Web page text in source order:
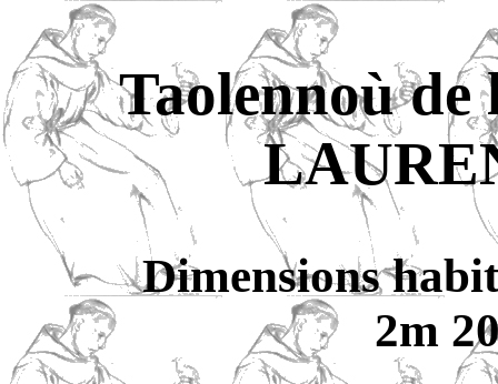
Taolennoù
Dimensions
2m